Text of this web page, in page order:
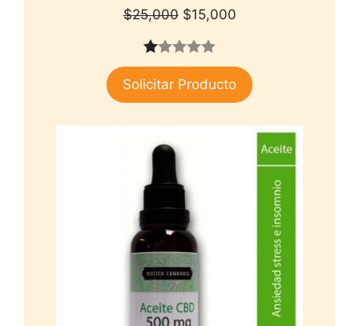
$25,000 El
original
$25,000.
$15,000El
es:
$15,000.
1.
00
Solicitar Producto